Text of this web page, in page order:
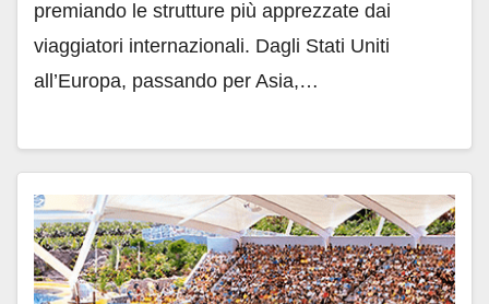
premiando le strutture più apprezzate dai
viaggiatori internazionali. Dagli Stati Uniti
all’Europa, passando per Asia,…